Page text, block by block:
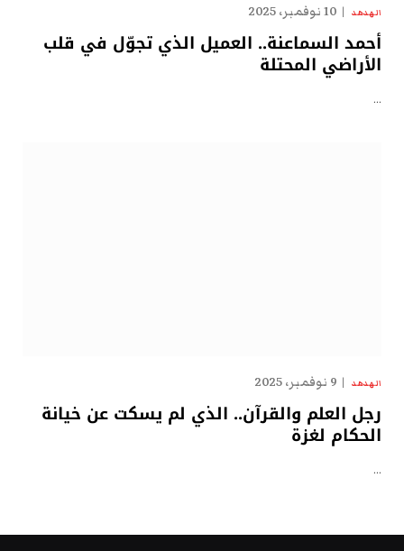
الهدهد 10 نوفمبر، 2025
أحمد السماعنة.. العميل الذي تجوّل في قلب
الأراضي المحتلة
…
الهدهد 9 نوفمبر، 2025
رجل العلم والقرآن.. الذي لم يسكت عن خيانة
الحكام لغزة
…